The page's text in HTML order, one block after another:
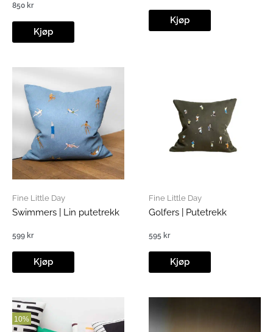
850 kr
Kjøp
Kjøp
Fine Little Day
Swimmers | Lin putetrekk
599 kr
Kjøp
Fine Little Day
Golfers | Putetrekk
595 kr
Kjøp
10%